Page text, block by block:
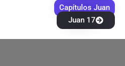
Capítulos Juan
Juan 17